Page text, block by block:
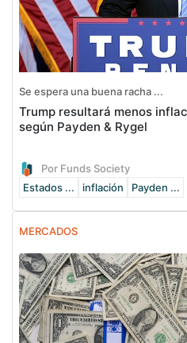
Se espera una buena racha ...
Trump resultará menos
según Payden & Rygel
Por Funds Society
Estados ...
inflación Payden ...
MERCADOS